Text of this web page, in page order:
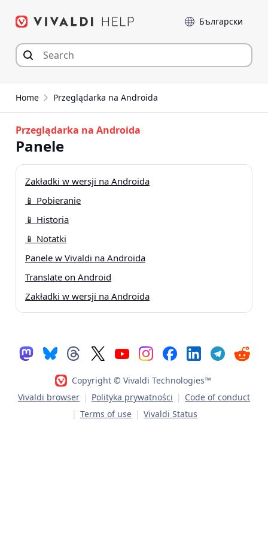
Język
Home Przeglądarka na Androida
Przeglądarka na Androida
Panele
Zakładki w wersji na Androida
📱 Pobieranie
📱 Historia
📱 Notatki
Panele w Vivaldi na Androida
Translate on Android
Zakładki w wersji na Androida
Copyright © Vivaldi Technologies™
Vivaldi browser | Polityka prywatności | Code of conduct
| Terms of use | Vivaldi Status